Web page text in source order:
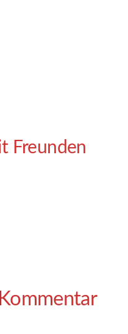
Freunden